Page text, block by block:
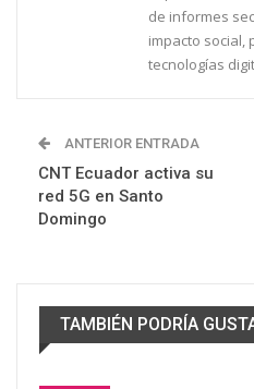
de informes
impacto social,
tecnologías
ANTERIOR ENTRADA
CNT Ecuador activa su
red 5G en Santo
Domingo
TAMBIÉN PODRÍA